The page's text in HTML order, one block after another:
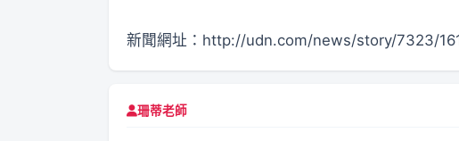
新聞網址：http://udn.com/news/story/7323/
珊蒂老師